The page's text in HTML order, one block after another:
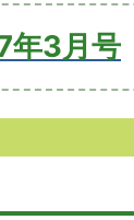
年3月号